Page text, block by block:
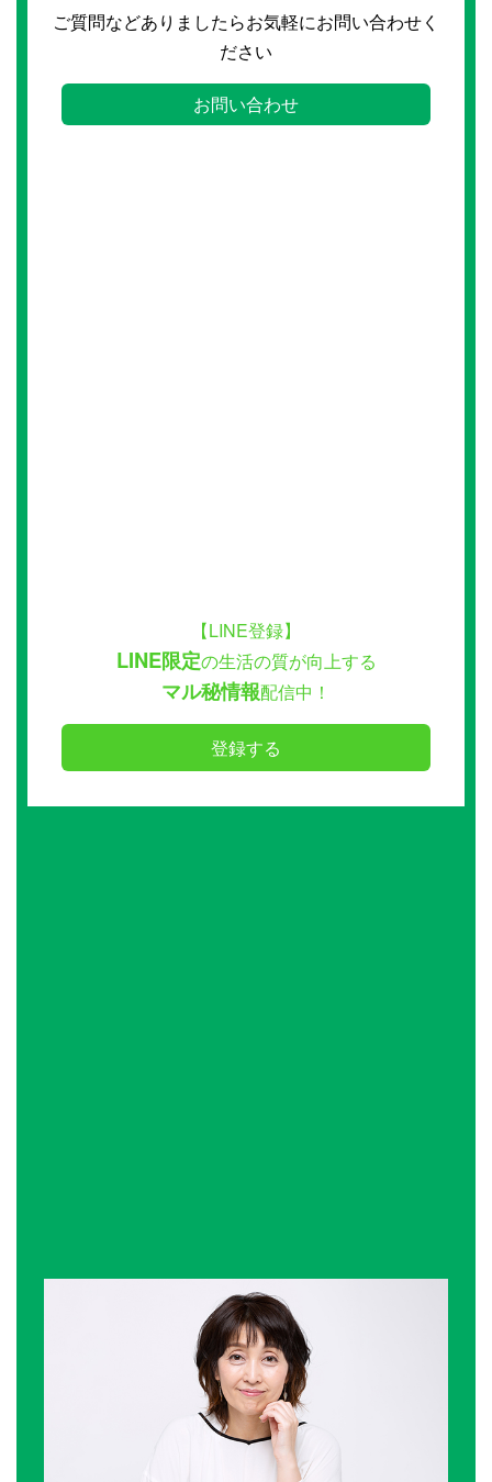
ご質問などありましたらお気軽にお問い合わせく
ださい
お問い合わせ
【LINE登録】
LINE限定の生活の質が向上する
マル秘情報配信中！
登録する